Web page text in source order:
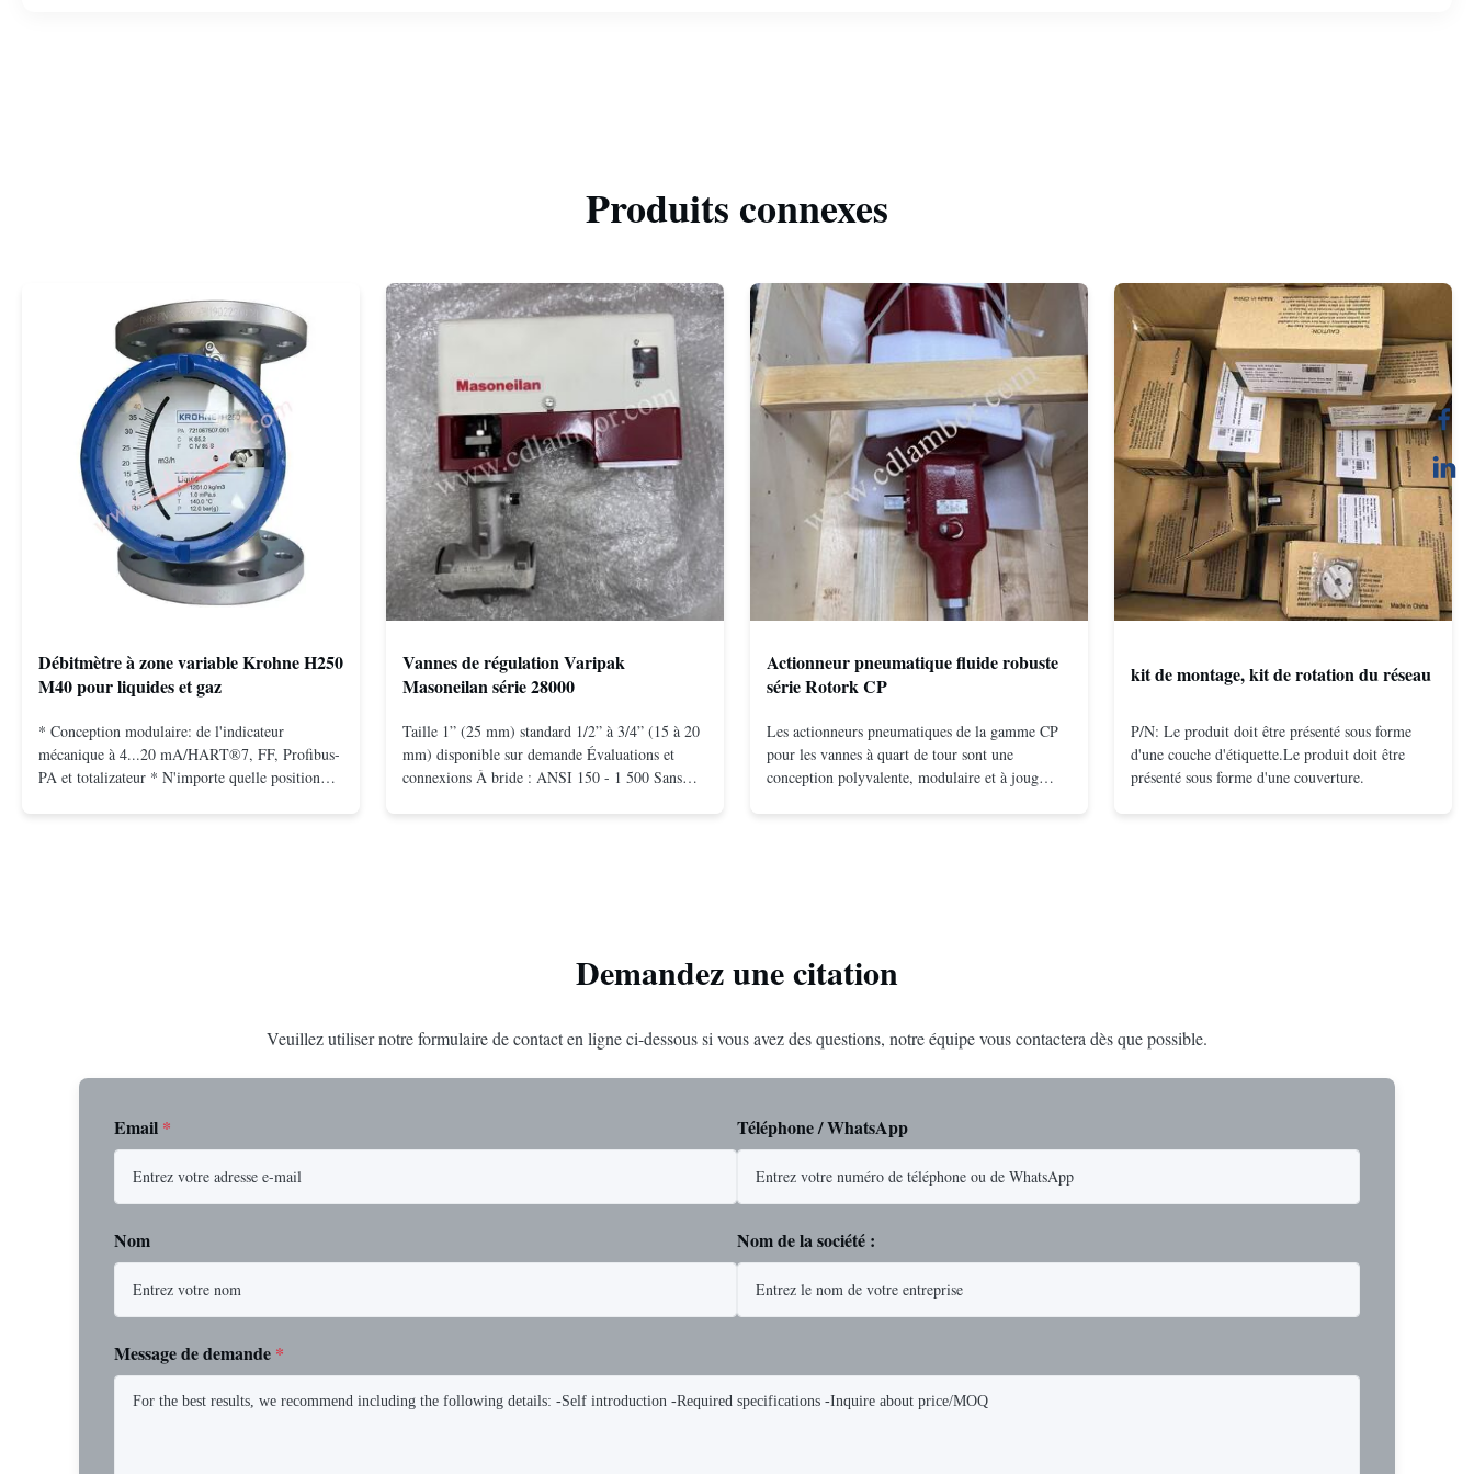
Produits connexes
Débitmètre à zone variable Krohne H250
M40 pour liquides et gaz
* Conception modulaire: de l'indicateur
mécanique à 4...20 mA/HART®7, FF, Profibus-
PA et totalizateur * N'importe quelle position
Vannes de régulation Varipak
Masoneilan série 28000
Taille 1” (25 mm) standard 1/2” à 3/4” (15 à 20
mm) disponible sur demande Évaluations et
connexions À bride : ANSI 150 - 1 500 Sans
Actionneur pneumatique fluide robuste
série Rotork CP
Les actionneurs pneumatiques de la gamme CP
pour les vannes à quart de tour sont une
conception polyvalente, modulaire et à joug
kit de montage, kit de rotation du réseau
P/N: Le produit doit être présenté sous forme
d'une couche d'étiquette.Le produit doit être
présenté sous forme d'une couverture.
Demandez une citation
Veuillez utiliser notre formulaire de contact en ligne ci-dessous si vous avez des questions, notre équipe vous contactera dès que possible.
Email * Téléphone / WhatsApp
Nom Nom de la société :
Message de demande *